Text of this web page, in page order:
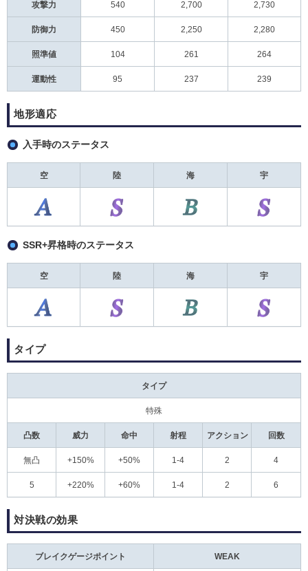
攻撃力 540 2,700 2,730
防御力 450 2,250 2,280
照準値 104 261 264
運動性 95 237 239
地形適応
入手時のステータス
空 陸 海 宇
SSR+昇格時のステータス
空 陸 海 宇
タイプ
タイプ
特殊
凸数 威力 命中 射程 アクション 回数
無凸 +150% +50% 1-4 2 4
5 +220% +60% 1-4 2 6
対決戦の効果
ブレイクゲージポイント WEAK